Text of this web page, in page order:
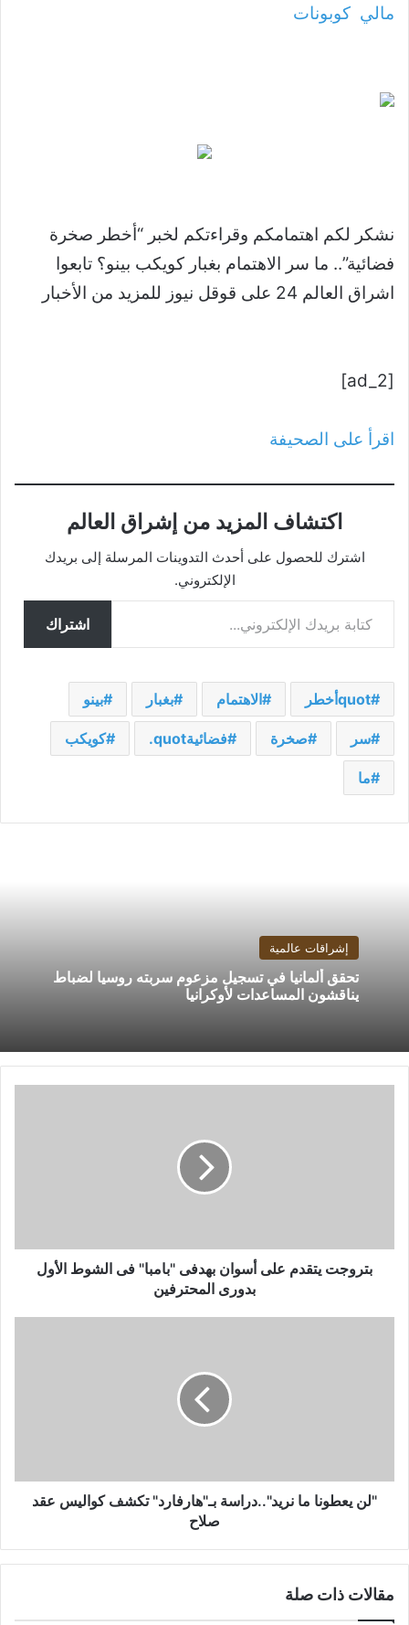
مالي كوبونات
نشكر لكم اهتمامكم وقراءتكم لخبر “أخطر صخرة
فضائية”.. ما سر الاهتمام بغبار كويكب بينو؟ تابعوا
اشراق العالم 24 على قوقل نيوز للمزيد من الأخبار
[ad_2]
اقرأ على الصحيفة
اكتشاف المزيد من إشراق العالم
اشترك للحصول على أحدث التدوينات المرسلة إلى بريدك
الإلكتروني.
كتابة بريدك الإلكتروني...
اشتراك
quotأخطر الاهتمام بغبار بينو
سر صخرة فضائيةquot. كويكب
ما
إشراقات عالمية
تحقق ألمانيا في تسجيل مزعوم سربته روسيا لضباط
يناقشون المساعدات لأوكرانيا
الأول
بدورىبتروجت يتقدم على أسوان بهدفى "بامبا" فى الشوط الأول
بدورى المحترفين
صلاح
"لن يعطونا ما نريد"..دراسة بـ"هارفارد" تكشف كواليس عقد
صلاح
مقالات ذات صلة